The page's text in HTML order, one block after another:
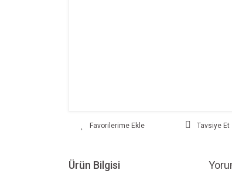
Tavsiye Et
Ürün Bilgisi